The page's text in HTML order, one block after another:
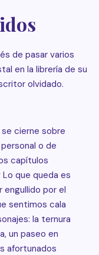
de pasar varios
en la librería de su
olvidado.
cierne sobre
o de
capítulos
que queda es
engullido por el
sentimos cala
la ternura
un paseo en
afortunados